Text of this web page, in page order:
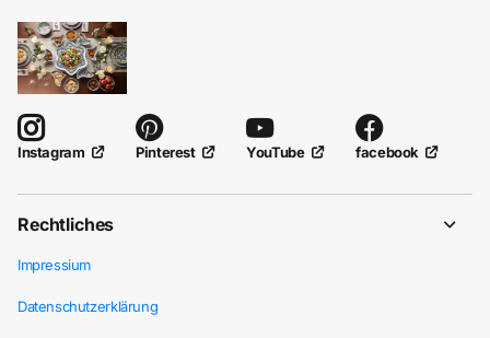
Instagram Pinterest YouTube facebook
Rechtliches
Impressium
Datenschutzerklärung